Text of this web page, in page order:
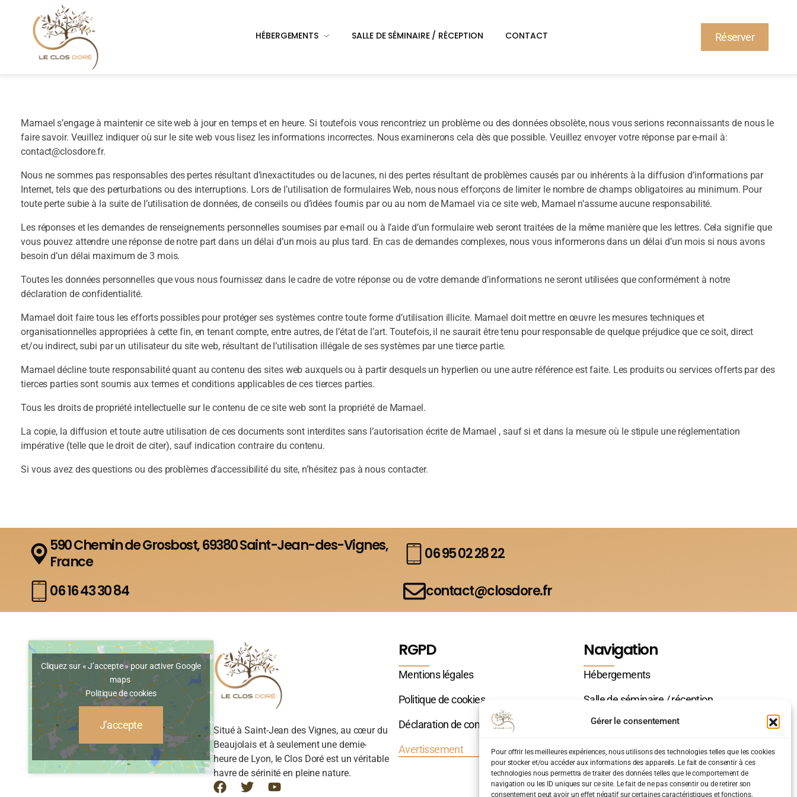
Gérer le consentement
Pour offrir les meilleures expériences, nous utilisons des technologies telles que les cookies
pour stocker et/ou accéder aux informations des appareils. Le fait de consentir à ces
technologies nous permettra de traiter des données telles que le comportement de
navigation ou les ID uniques sur ce site. Le fait de ne pas consentir ou de retirer son
consentement peut avoir un effet négatif sur certaines caractéristiques et fonctions.
HÉBERGEMENTS SALLE DE SÉMINAIRE / RÉCEPTION CONTACT Réserver
Mamael s’engage à maintenir ce site web à jour en temps et en heure. Si toutefois vous rencontriez un problème ou des données obsolète, nous vous serions reconnaissants de nous le
faire savoir. Veuillez indiquer où sur le site web vous lisez les informations incorrectes. Nous examinerons cela dès que possible. Veuillez envoyer votre réponse par e-mail à:
contact@closdore.fr.
Nous ne sommes pas responsables des pertes résultant d’inexactitudes ou de lacunes, ni des pertes résultant de problèmes causés par ou inhérents à la diffusion d’informations par
Internet, tels que des perturbations ou des interruptions. Lors de l’utilisation de formulaires Web, nous nous efforçons de limiter le nombre de champs obligatoires au minimum. Pour
toute perte subie à la suite de l’utilisation de données, de conseils ou d’idées fournis par ou au nom de Mamael via ce site web, Mamael n’assume aucune responsabilité.
Les réponses et les demandes de renseignements personnelles soumises par e-mail ou à l’aide d’un formulaire web seront traitées de la même manière que les lettres. Cela signifie que
vous pouvez attendre une réponse de notre part dans un délai d’un mois au plus tard. En cas de demandes complexes, nous vous informerons dans un délai d’un mois si nous avons
besoin d’un délai maximum de 3 mois.
Toutes les données personnelles que vous nous fournissez dans le cadre de votre réponse ou de votre demande d’informations ne seront utilisées que conformément à notre
déclaration de confidentialité.
Mamael doit faire tous les efforts possibles pour protéger ses systèmes contre toute forme d’utilisation illicite. Mamael doit mettre en œuvre les mesures techniques et
organisationnelles appropriées à cette fin, en tenant compte, entre autres, de l’état de l’art. Toutefois, il ne saurait être tenu pour responsable de quelque préjudice que ce soit, direct
et/ou indirect, subi par un utilisateur du site web, résultant de l’utilisation illégale de ses systèmes par une tierce partie.
Mamael décline toute responsabilité quant au contenu des sites web auxquels ou à partir desquels un hyperlien ou une autre référence est faite. Les produits ou services offerts par des
tierces parties sont soumis aux termes et conditions applicables de ces tierces parties.
Tous les droits de propriété intellectuelle sur le contenu de ce site web sont la propriété de Mamael.
La copie, la diffusion et toute autre utilisation de ces documents sont interdites sans l’autorisation écrite de Mamael , sauf si et dans la mesure où le stipule une réglementation
impérative (telle que le droit de citer), sauf indication contraire du contenu.
Si vous avez des questions ou des problèmes d’accessibilité du site, n’hésitez pas à nous contacter.
590 Chemin de Grosbost, 69380 Saint-Jean-des-Vignes,
France
06 95 02 28 22
06 16 43 30 84 contact@closdore.fr
Cliquez sur « J’accepte » pour activer Google
maps
Politique de cookies
J’accepte
Situé à Saint-Jean des Vignes, au cœur du
Beaujolais et à seulement une demie-
heure de Lyon, le Clos Doré est un véritable
havre de sérinité en pleine nature.
RGPD
Mentions légales
Politique de cookies
Déclaration de confidentialité
Avertissement
Navigation
Hébergements
Salle de séminaire / réception
Contact